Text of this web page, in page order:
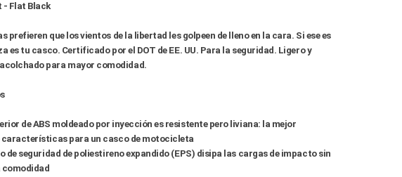
Abrir
elemento
multimedia
galería
- Flat Black
prefieren que los vientos de la libertad les golpeen de lleno en la cara. Si ese es
es tu casco. Certificado por el DOT de EE. UU. Para la seguridad. Ligero y
para mayor comodidad.
de ABS moldeado por inyección es resistente pero liviana: la mejor
características para un casco de motocicleta
de seguridad de poliestireno expandido (EPS) disipa las cargas de impacto sin